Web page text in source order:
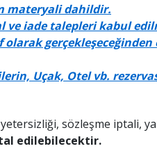
materyali dahildir.
ve iade talepleri kabul
Uçak, Otel vb.
sözleşme iptali,
edilebilecektir.